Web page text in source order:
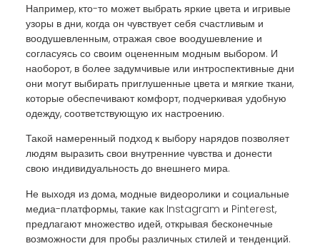
Например, кто-то может выбрать яркие цвета и игривые
узоры в дни, когда он чувствует себя счастливым и
воодушевленным, отражая свое воодушевление и
согласуясь со своим оцененным модным выбором. И
наоборот, в более задумчивые или интроспективные дни
они могут выбирать приглушенные цвета и мягкие ткани,
которые обеспечивают комфорт, подчеркивая удобную
одежду, соответствующую их настроению.
Такой намеренный подход к выбору нарядов позволяет
людям выразить свои внутренние чувства и донести
свою индивидуальность до внешнего мира.
Не выходя из дома, модные видеоролики и социальные
медиа-платформы, такие как Instagram и Pinterest,
предлагают множество идей, открывая бесконечные
возможности для пробы различных стилей и тенденций.